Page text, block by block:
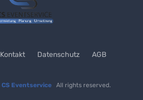
Kontakt Datenschutz AGB
CS Eventservice All rights reserved.